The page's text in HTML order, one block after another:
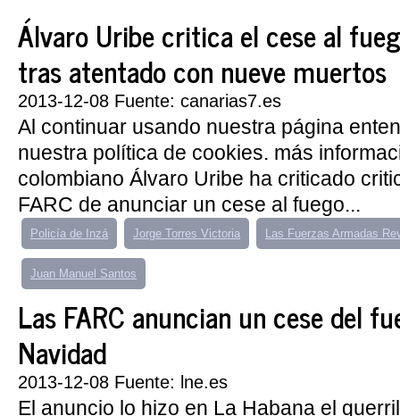
Álvaro Uribe critica el cese al
tras atentado con nueve muertos
2013-12-08 Fuente: canarias7.es
Al continuar usando nuestra página
nuestra política de cookies. más
colombiano Álvaro Uribe ha criticado
FARC de anunciar un cese al fuego...
Policía de Inzá Jorge Torres Victoria Las Fuerzas Armadas
Juan Manuel Santos
Las FARC anuncian un cese del
Navidad
2013-12-08 Fuente: lne.es
El anuncio lo hizo en La Habana el